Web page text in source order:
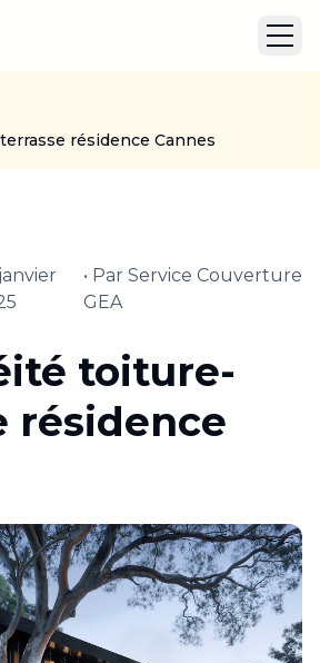
résidence Cannes
• Par Service Couverture
GEA
toiture-
résidence